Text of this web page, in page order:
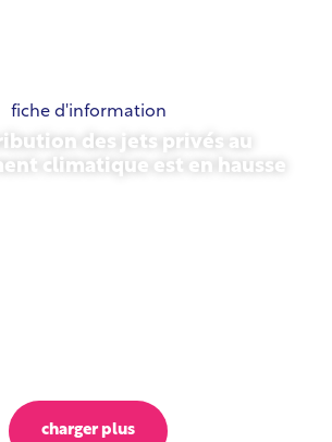
fiche d'information
des jets privés au
climatique est en hausse
charger plus